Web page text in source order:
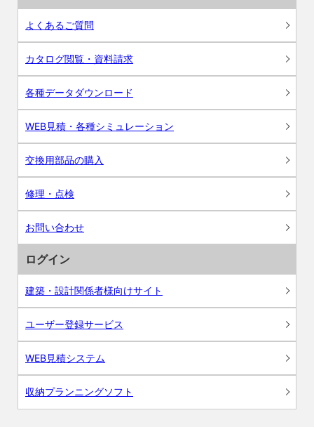
よくあるご質問
カタログ閲覧・資料請求
各種データダウンロード
WEB見積・各種シミュレーション
交換用部品の購入
修理・点検
お問い合わせ
ログイン
建築・設計関係者様向けサイト
ユーザー登録サービス
WEB見積システム
収納プランニングソフト